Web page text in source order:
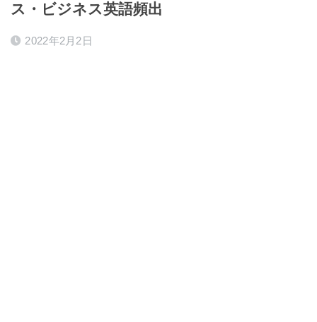
ス・ビジネス英語頻出
2022年2月2日